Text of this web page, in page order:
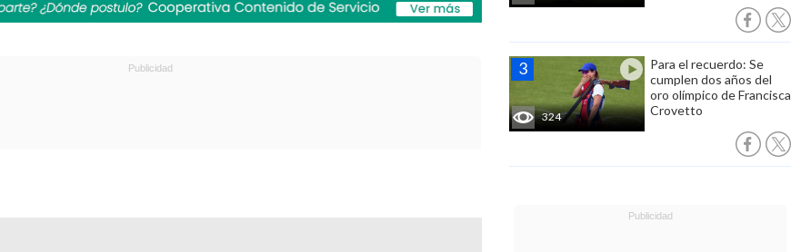
324
Para el recuerdo: Se
cumplen dos años del
oro olímpico de Francisca
Crovetto